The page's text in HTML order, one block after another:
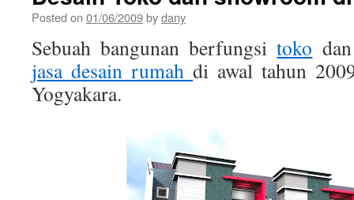
Posted on 01/06/2009bydany
Sebuah bangunan berfungsitoko
jasa desain rumah di awal tahun
Yogyakara.